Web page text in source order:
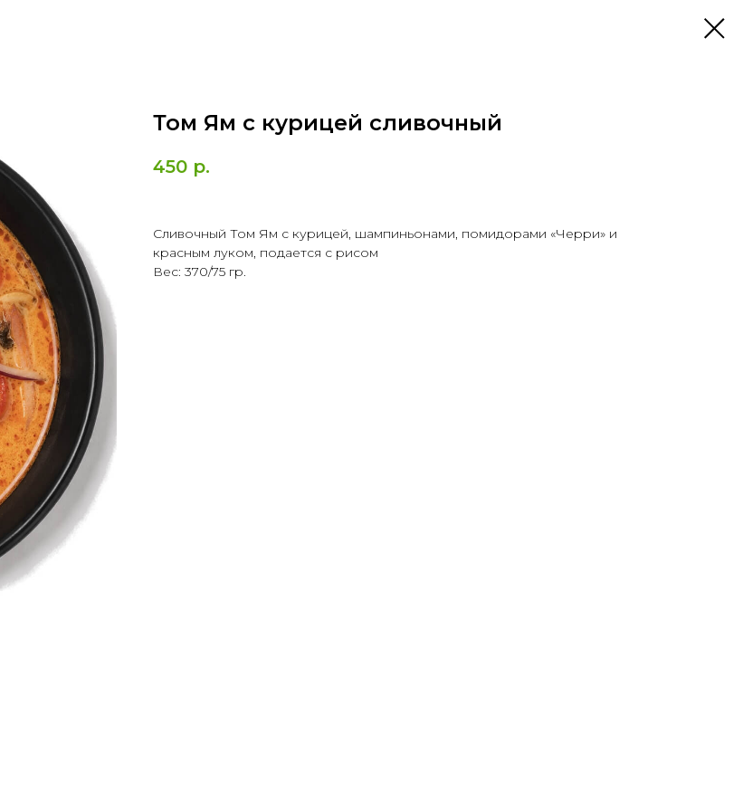
Том Ям с курицей сливочный
450 р.
Сливочный Том Ям с курицей, шампиньонами, помидорами «Черри» и
красным луком, подается с рисом
Вес: 370/75 гр.